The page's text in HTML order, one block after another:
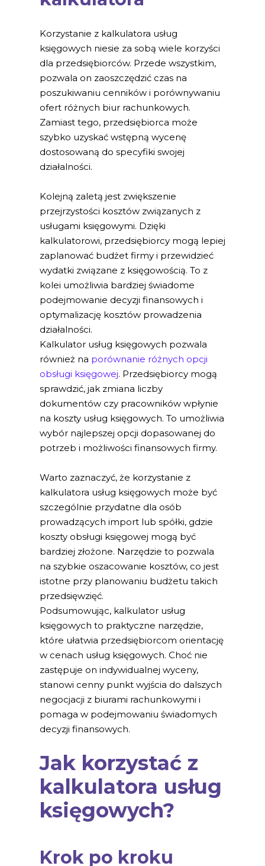
Korzystanie z kalkulatora usług
księgowych niesie za sobą wiele korzyści
dla przedsiębiorców. Przede wszystkim,
pozwala on zaoszczędzić czas na
poszukiwaniu cenników i porównywaniu
ofert różnych biur rachunkowych.
Zamiast tego, przedsiębiorca może
szybko uzyskać wstępną wycenę
dostosowaną do specyfiki swojej
działalności.
Kolejną zaletą jest zwiększenie
przejrzystości kosztów związanych z
usługami księgowymi. Dzięki
kalkulatorowi, przedsiębiorcy mogą lepiej
zaplanować budżet firmy i przewidzieć
wydatki związane z księgowością. To z
kolei umożliwia bardziej świadome
podejmowanie decyzji finansowych i
optymalizację kosztów prowadzenia
działalności.
Kalkulator usług księgowych pozwala
również na porównanie różnych opcji
obsługi księgowej. Przedsiębiorcy mogą
sprawdzić, jak zmiana liczby
dokumentów czy pracowników wpłynie
na koszty usług księgowych. To umożliwia
wybór najlepszej opcji dopasowanej do
potrzeb i możliwości finansowych firmy.
Warto zaznaczyć, że korzystanie z
kalkulatora usług księgowych może być
szczególnie przydatne dla osób
prowadzących import lub spółki, gdzie
koszty obsługi księgowej mogą być
bardziej złożone. Narzędzie to pozwala
na szybkie oszacowanie kosztów, co jest
istotne przy planowaniu budżetu takich
przedsięwzięć.
Podsumowując, kalkulator usług
księgowych to praktyczne narzędzie,
które ułatwia przedsiębiorcom orientację
w cenach usług księgowych. Choć nie
zastępuje on indywidualnej wyceny,
stanowi cenny punkt wyjścia do dalszych
negocjacji z biurami rachunkowymi i
pomaga w podejmowaniu świadomych
decyzji finansowych.
Jak korzystać z
kalkulatora usług
księgowych?
Krok po kroku